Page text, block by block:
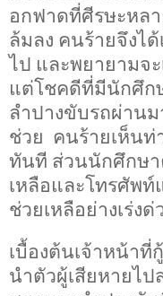
อกฟาดที่ศีรษะหล
ล้มลง คนร้ายจึงได้
ไป และพยายามจ
แต่โชคดีที่มีนักศึก
ลำปางขับรถผ่าน
ช่วย คนร้ายเห็นท่
ทันที ส่วนนักศึกษา
เหลือและโทรศัพท์
ช่วยเหลือย่างเร่งด่
เบื้องต้นเจ้าหน้าที่
นำตัวผู้เสียหายไป